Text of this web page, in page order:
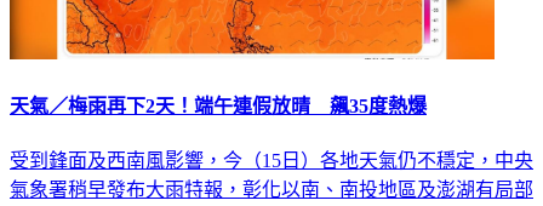
天氣／梅雨再下2天！端午連假放晴 飆35度熱爆
受到鋒面及西南風影響，今（15日）各地天氣仍不穩定，中央
氣象署稍早發布大雨特報，彰化以南、南投地區及澎湖有局部